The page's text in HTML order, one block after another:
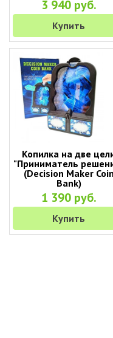
3 940 руб.
Купить
Копилка на две
"Приниматель
(Decision Maker Coin
Bank)
1 390 руб.
Купить